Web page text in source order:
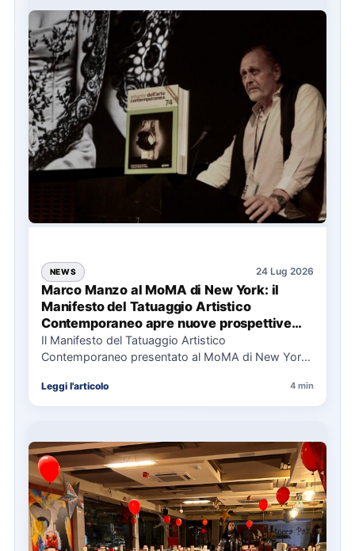
NEWS 24 Lug 2026
Marco Manzo al MoMA di New York: il
Manifesto del Tatuaggio Artistico
Contemporaneo apre nuove prospettive
per il collezionismo
Il Manifesto del Tatuaggio Artistico
Contemporaneo presentato al MoMA di New York
Leggi l'articolo 4 min